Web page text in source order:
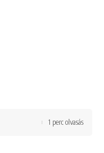
1 perc olvasás